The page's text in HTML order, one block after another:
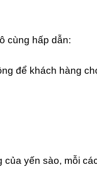
cùng hấp dẫn:
để khách hàng
yến sào, mỗi